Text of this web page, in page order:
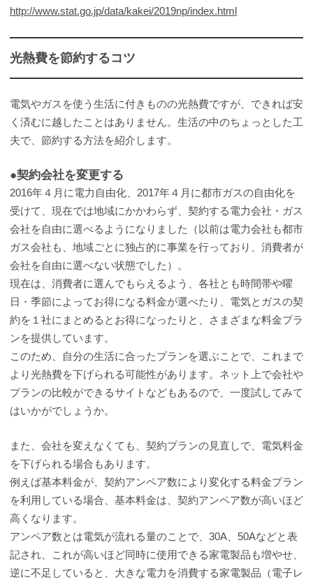
http://www.stat.go.jp/data/kakei/2019np/index.html
光熱費を節約するコツ
電気やガスを使う生活に付きものの光熱費ですが、できれば安
く済むに越したことはありません。生活の中のちょっとした工
夫で、節約する方法を紹介します。
●契約会社を変更する
2016年４月に電力自由化、2017年４月に都市ガスの自由化を
受けて、現在では地域にかかわらず、契約する電力会社・ガス
会社を自由に選べるようになりました（以前は電力会社も都市
ガス会社も、地域ごとに独占的に事業を行っており、消費者が
会社を自由に選べない状態でした）。
現在は、消費者に選んでもらえるよう、各社とも時間帯や曜
日・季節によってお得になる料金が選べたり、電気とガスの契
約を１社にまとめるとお得になったりと、さまざまな料金プラ
ンを提供しています。
このため、自分の生活に合ったプランを選ぶことで、これまで
より光熱費を下げられる可能性があります。ネット上で会社や
プランの比較ができるサイトなどもあるので、一度試してみて
はいかがでしょうか。
また、会社を変えなくても、契約プランの見直しで、電気料金
を下げられる場合もあります。
例えば基本料金が、契約アンペア数により変化する料金プラン
を利用している場合、基本料金は、契約アンペア数が高いほど
高くなります。
アンペア数とは電気が流れる量のことで、30A、50Aなどと表
記され、これが高いほど同時に使用できる家電製品も増やせ、
逆に不足していると、大きな電力を消費する家電製品（電子レ